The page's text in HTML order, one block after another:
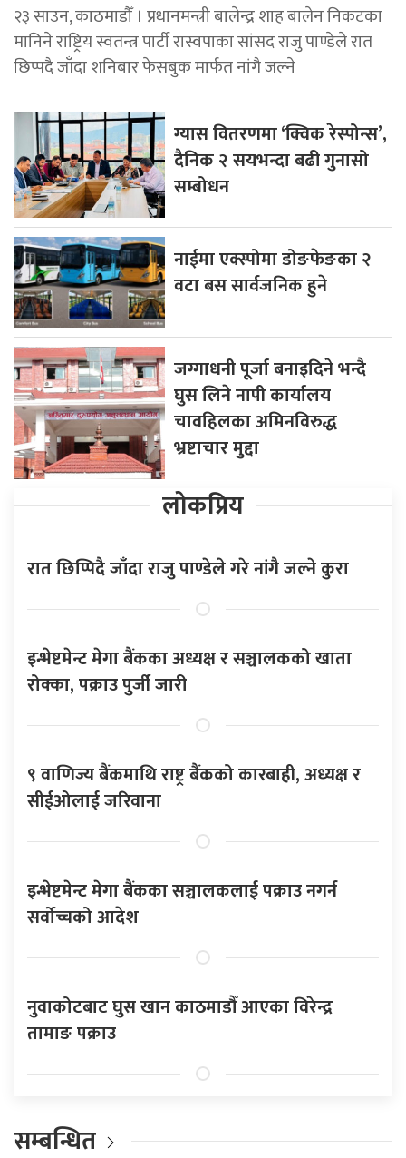
२३ साउन, काठमाडौँ । प्रधानमन्त्री बालेन्द्र शाह बालेन निकटका
मानिने राष्ट्रिय स्वतन्त्र पार्टी रास्वपाका सांसद राजु पाण्डेले रात
छिप्पदै जाँदा शनिबार फेसबुक मार्फत नांगै जल्ने
ग्यास वितरणमा ‘क्विक रेस्पोन्स’,
दैनिक २ सयभन्दा बढी गुनासो
सम्बोधन
नाईमा एक्स्पोमा डोङफेङका २
वटा बस सार्वजनिक हुने
जग्गाधनी पूर्जा बनाइदिने भन्दै
घुस लिने नापी कार्यालय
चावहिलका अमिनविरुद्ध
भ्रष्टाचार मुद्दा
लोकप्रिय
रात छिप्पिदै जाँदा राजु पाण्डेले गरे नांगै जल्ने कुरा
इन्भेष्टमेन्ट मेगा बैंकका अध्यक्ष र सञ्चालकको खाता
रोक्का, पक्राउ पुर्जी जारी
९ वाणिज्य बैंकमाथि राष्ट्र बैंकको कारबाही, अध्यक्ष र
सीईओलाई जरिवाना
इन्भेष्टमेन्ट मेगा बैंकका सञ्चालकलाई पक्राउ नगर्न
सर्वोच्चको आदेश
नुवाकोटबाट घुस खान काठमाडौँ आएका विरेन्द्र
तामाङ पक्राउ
सम्बन्धित